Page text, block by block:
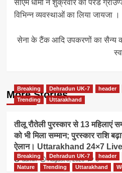
navigation
सीएम धामी ने शुक्रवार को परेड
विभिन्न व्यवस्थाओं का लिया
सेना के टैंक आदि उपकरणों का सैन्य
More Stories
Breaking Dehradun UK-7 header
Trending
Uttarakhand
तीलू रौतेली पुरस्कार से 13 महिलाएं
को भी मिला सम्मान; पुरस्कार राशि
ऐलान। Uttarakhand 24×7
admin August 8, 2026 0
Breaking Dehradun UK-7 header
Nature
Trending Uttarakhand